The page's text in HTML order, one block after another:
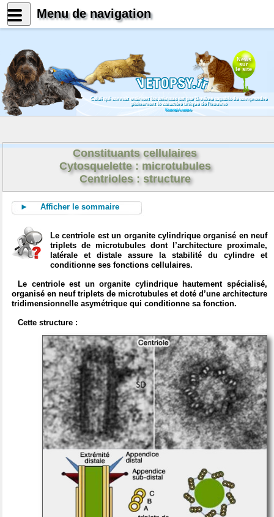
News
sur
le site
Celui qui connait vraiment les animaux est par là même capable de comprendre
pleinement le caractère unique de l'homme
Konrad Lorenz
Constituants cellulaires
Cytosquelette : microtubules
Centrioles : structure
► Afficher le sommaire
Le centriole est un organite cylindrique organisé en neuf
triplets de microtubules dont l’architecture proximale,
latérale et distale assure la stabilité du cylindre et
conditionne ses fonctions cellulaires.
Le centriole est un organite cylindrique hautement spécialisé,
organisé en neuf triplets de microtubules et doté d’une architecture
tridimensionnelle asymétrique qui conditionne sa fonction.
Cette structure :
Menu de navigation